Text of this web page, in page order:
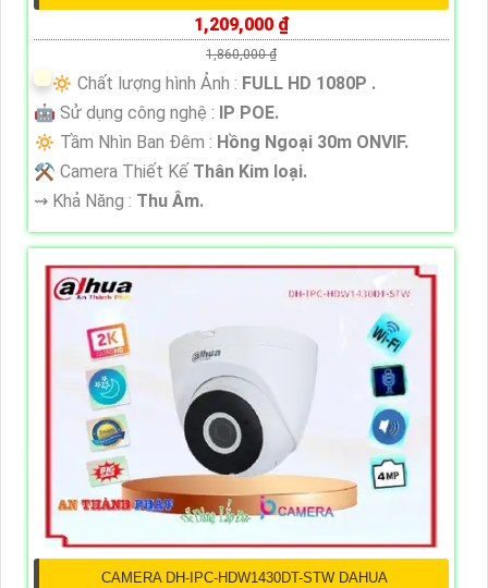
1,209,000 ₫
1,860,000 ₫
🔅 Chất lượng hình Ảnh : FULL HD 1080P .
🤖️ Sử dụng công nghệ :
IP POE.
🔅 Tầm Nhìn Ban Đêm : Hồng Ngoại 30m ONVIF.
⚒ Camera Thiết Kế Thân Kim loại.
️⇝ Khả Năng : Thu Âm.
CAMERA DH-IPC-HDW1430DT-STW DAHUA